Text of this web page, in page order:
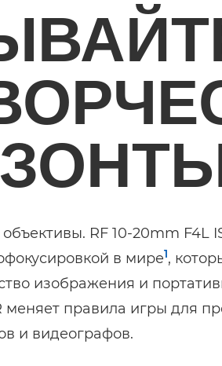
RF 10-20mm F4L
в мире1,
изображения и
меняет правила игры для
и видеографов.